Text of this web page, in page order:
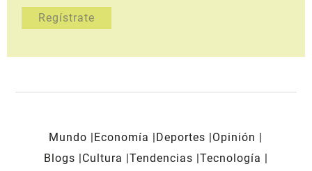
Mundo Economía Deportes
Opinión
Blogs
Cultura Tendencias Tecnología